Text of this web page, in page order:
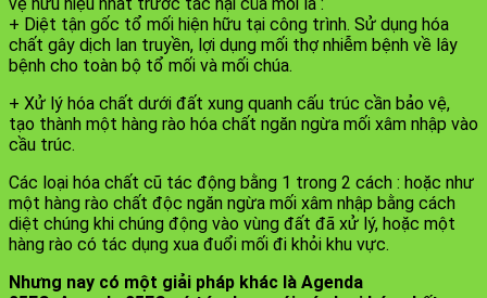
+ Diệt tận gốc tổ mối hiện hữu tại công trình. Sử dụng hóa
chất gây dịch lan truyền, lợi dụng mối thợ nhiễm bệnh về lây
bệnh cho toàn bộ tổ mối và mối chúa.
+ Xử lý hóa chất dưới đất xung quanh cấu trúc cần bảo vệ,
tạo thành một hàng rào hóa chất ngăn ngừa mối xâm nhập vào
cầu trúc.
Các loại hóa chất cũ tác động bằng 1 trong 2 cách : hoặc như
một hàng rào chất độc ngăn ngừa mối xâm nhập bằng cách
diệt chúng khi chúng động vào vùng đất đã xử lý, hoặc một
hàng rào có tác dụng xua đuổi mối đi khỏi khu vực.
Nhưng nay có một giải pháp khác là Agenda